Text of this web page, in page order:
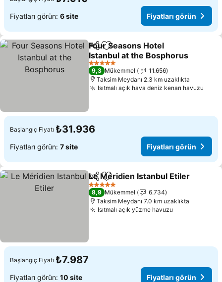
Fiyatları görün: 6 site Fiyatları görün
PaylaşFavorilerime ekle
Four Seasons Hotel
Istanbul at the Bosphorus
Fiyatları görün
5 Yıldız
9,3 Mükemmel
11.656
Taksim Meydanı 2.3 km uzaklıkta
Isıtmalı açık hava deniz kenarı havuzu
Başlangıç Fiyatı ₺31.936
Fiyatları görün: 7 site Fiyatları görün
PaylaşFavorilerime ekle
Le Méridien Istanbul Etiler
5 Yıldız
8,9 Mükemmel
6.734
Taksim Meydanı 7.0 km uzaklıkta
Isıtmalı açık yüzme havuzu
Başlangıç Fiyatı ₺7.987
Fiyatları görün: 10 site Fiyatları görün